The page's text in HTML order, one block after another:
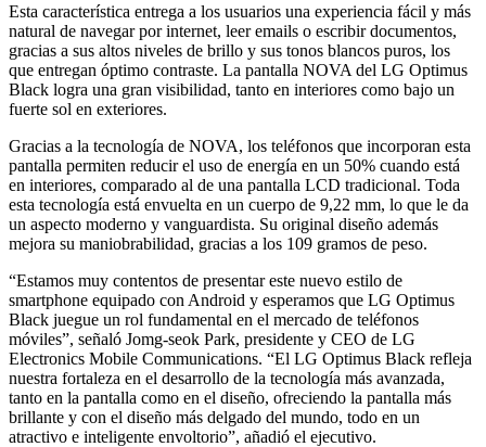
Esta característica entrega a los usuarios una experiencia fácil y más
natural de navegar por internet, leer emails o escribir documentos,
gracias a sus altos niveles de brillo y sus tonos blancos puros, los
que entregan óptimo contraste. La pantalla NOVA del LG Optimus
Black logra una gran visibilidad, tanto en interiores como bajo un
fuerte sol en exteriores.
Gracias a la tecnología de NOVA, los teléfonos que incorporan esta
pantalla permiten reducir el uso de energía en un 50% cuando está
en interiores, comparado al de una pantalla LCD tradicional. Toda
esta tecnología está envuelta en un cuerpo de 9,22 mm, lo que le da
un aspecto moderno y vanguardista. Su original diseño además
mejora su maniobrabilidad, gracias a los 109 gramos de peso.
“Estamos muy contentos de presentar este nuevo estilo de
smartphone equipado con Android y esperamos que LG Optimus
Black juegue un rol fundamental en el mercado de teléfonos
móviles”, señaló Jomg-seok Park, presidente y CEO de LG
Electronics Mobile Communications. “El LG Optimus Black refleja
nuestra fortaleza en el desarrollo de la tecnología más avanzada,
tanto en la pantalla como en el diseño, ofreciendo la pantalla más
brillante y con el diseño más delgado del mundo, todo en un
atractivo e inteligente envoltorio”, añadió el ejecutivo.